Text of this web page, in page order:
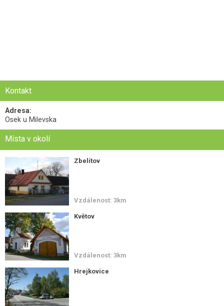
Kontakt
Adresa:
Osek u Milevska
Místa v okolí
Zbelítov
Vzdálenost: 3km
Květov
Vzdálenost: 3km
Hrejkovice